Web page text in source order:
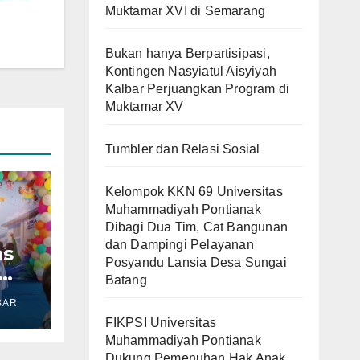
Muktamar XVI di Semarang
Bukan hanya Berpartisipasi,
Kontingen Nasyiatul Aisyiyah
Kalbar Perjuangkan Program di
Muktamar XV
Tumbler dan Relasi Sosial
Kelompok KKN 69 Universitas
Muhammadiyah Pontianak
Dibagi Dua Tim, Cat Bangunan
dan Dampingi Pelayanan
Posyandu Lansia Desa Sungai
Batang
FIKPSI Universitas
Muhammadiyah Pontianak